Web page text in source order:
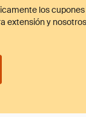
los
extensión y